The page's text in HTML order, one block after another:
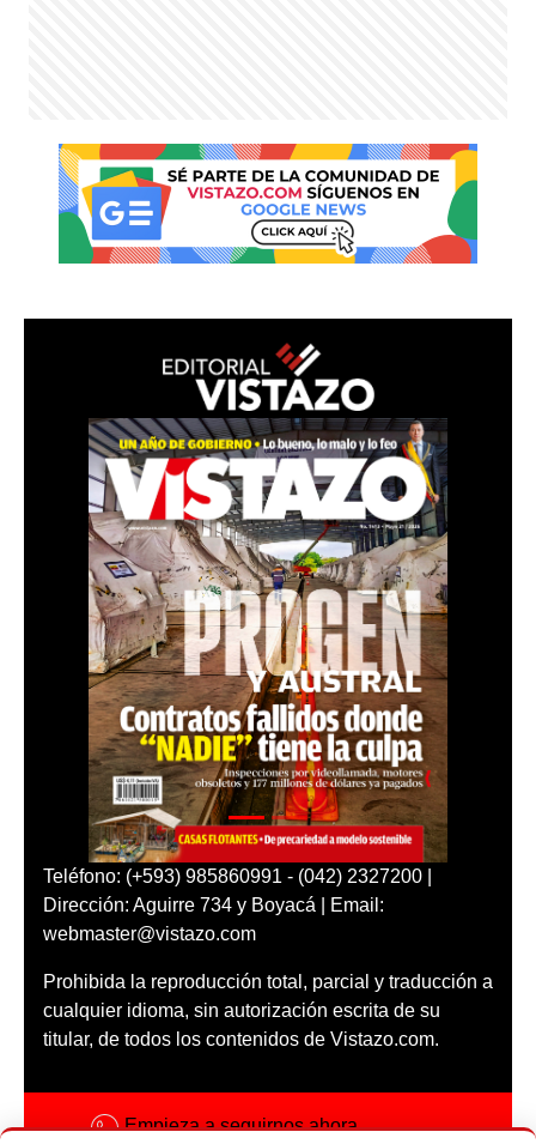
Teléfono: (+593) 985860991 - (042) 2327200 |
Dirección: Aguirre 734 y Boyacá | Email:
webmaster@vistazo.com
Prohibida la reproducción total, parcial y traducción a
cualquier idioma, sin autorización escrita de su
titular, de todos los contenidos de Vistazo.com.
Empieza a seguirnos ahora